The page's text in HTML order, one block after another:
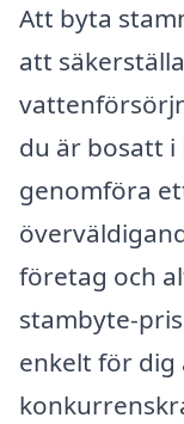
Att byta
att
du är bosatt
genomföra
företag och
stambyte-
enkelt för